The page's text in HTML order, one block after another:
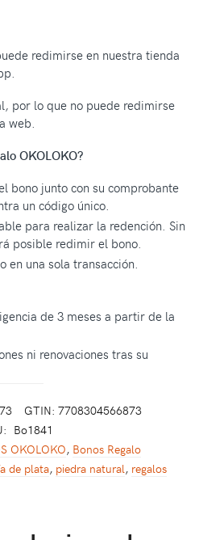
redimirse en nuestra tienda
por lo que no puede redimirse
web.
OKOLOKO?
bono junto con su comprobante
un código único.
para realizar la redención. Sin
posible redimir el bono.
en una sola transacción.
de 3 meses a partir de la
ni renovaciones tras su
GTIN: 7708304566873
Bo1841
OKOLOKO, Bonos Regalo
de plata, piedra natural, regalos